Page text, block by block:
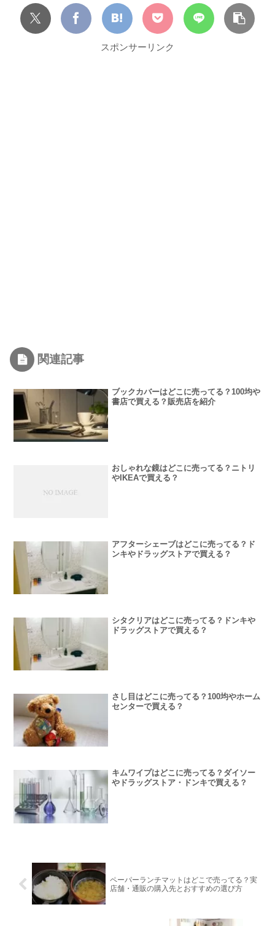
スポンサーリンク
関連記事
ブックカバーはどこに売ってる？100均や
書店で買える？販売店を紹介
おしゃれな鏡はどこに売ってる？ニトリ
やIKEAで買える？
アフターシェーブはどこに売ってる？ド
ンキやドラッグストアで買える？
シタクリアはどこに売ってる？ドンキや
ドラッグストアで買える？
さし目はどこに売ってる？100均やホーム
センターで買える？
キムワイプはどこに売ってる？ダイソー
やドラッグストア・ドンキで買える？
ペーパーランチマットはどこで売ってる？実
店舗・通販の購入先とおすすめの選び方